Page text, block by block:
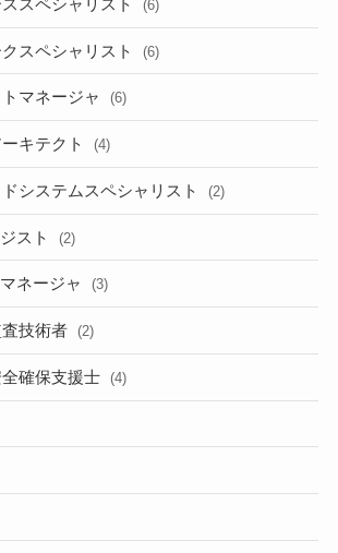
スペシャリスト (6)
スペシャリスト (6)
マネージャ (6)
キテクト (4)
システムスペシャリスト (2)
スト (2)
ネージャ (3)
技術者 (2)
確保支援士 (4)